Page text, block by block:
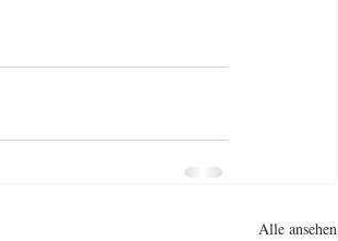
Alle ansehen